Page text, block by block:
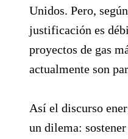
Unidos. Pero,
justificación es
proyectos de gas
actualmente son
Así el discurso
un dilema: